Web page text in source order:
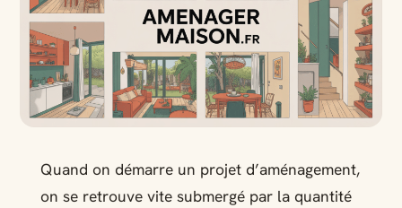
Quand on démarre un projet d’aménagement,
on se retrouve vite submergé par la quantité